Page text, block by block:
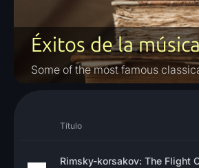
Éxitos de la
Some of the most famous
Título
Rimsky-korsakov: The Flight